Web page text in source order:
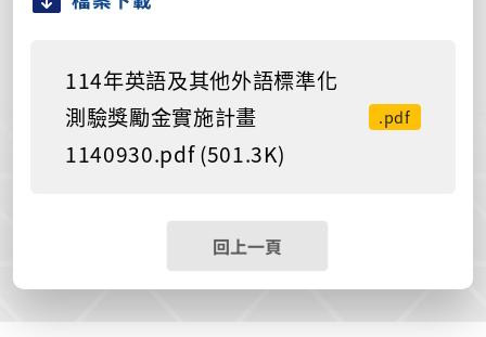
114年英語及其他外語標準化
測驗獎勵金實施計畫
1140930.pdf (501.3K)
.pdf
回上一頁